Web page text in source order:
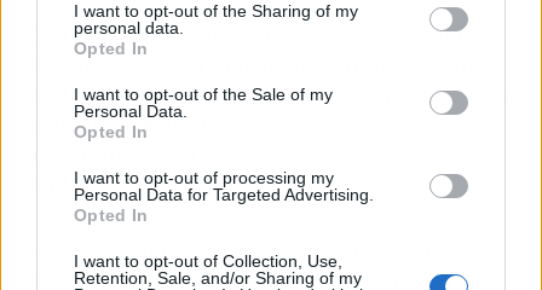
I want to opt-out of the Sharing of my
personal data.
Opted In
I want to opt-out of the Sale of my
Personal Data.
Opted In
I want to opt-out of processing my
Personal Data for Targeted Advertising.
Opted In
I want to opt-out of Collection, Use,
Retention, Sale, and/or Sharing of my
Esta misión se enfoca en brindar a los clientes
la comodidad de realizar sus compras en línea.
De la misma manera, brinda al mismo tiempo la
seguridad de las transacciones
variados.
experiencia de compra que sea intuitiva y